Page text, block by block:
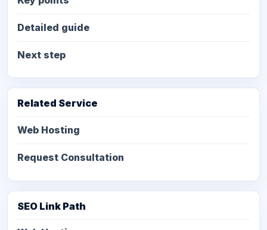
Detailed guide
Next step
Related Service
Web Hosting
Request Consultation
SEO Link Path